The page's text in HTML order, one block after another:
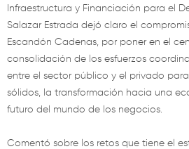
Infraestructura y Financiación para el
Salazar Estrada dejó claro el
Escandón Cadenas, por poner en el
consolidación de los esfuerzos
entre el sector público y el privado
sólidos, la transformación hacia una
futuro del mundo de los negocios.
Comentó sobre los retos que tiene el